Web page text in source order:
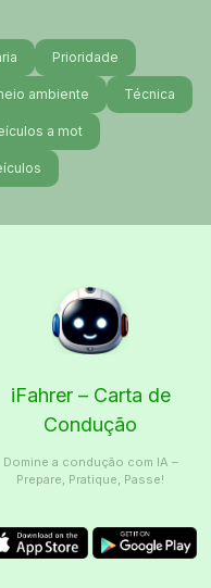
Prioridade
ambiente Técnica
a mot
iFahrer – Carta de
Condução
Domine a condução com IA –
Prepare, Pratique, Passe!